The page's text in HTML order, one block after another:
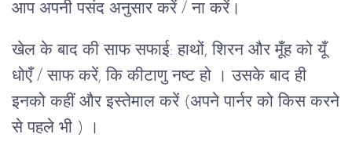
आप अपनी पसंद अनुसार करें / ना करें।
खेल के बाद की साफ सफाई: हाथों, शिरन और मूँह को यूँ
धोएँ / साफ करें, कि कीटाणु नष्ट हो । उसके बाद ही
इनको कहीं और इस्तेमाल करें (अपने पार्नर को किस करने
से पहले भी ) ।